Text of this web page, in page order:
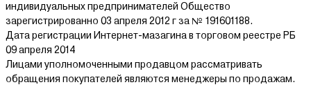
индивидуальных предпринимателей Общество
зарегистрированно 03 апреля 2012 г за № 191601188.
Дата регистрации Интернет-мазагина в торговом реестре РБ
09 апреля 2014
Лицами уполномоченными продавцом рассматривать
обращения покупателей являются менеджеры по продажам.